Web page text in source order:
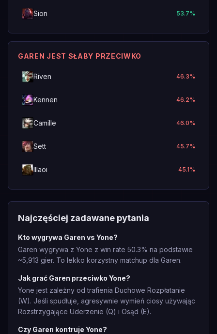
Sion 53.7%
GAREN JEST SŁABY PRZECIWKO
Riven 46.3%
Kennen 46.2%
Camille 46.0%
Sett 45.7%
Illaoi 45.1%
Najczęściej zadawane pytania
Kto wygrywa Garen vs Yone?
Garen wygrywa z Yone z win rate 50.3% na podstawie
~5,913 gier. To lekko korzystny matchup dla Garen.
Jak grać Garen przeciwko Yone?
Yone jest zależny od trafienia Duchowe Rozpłatanie
(W). Jeśli spudłuje, agresywnie wymień ciosy używając
Rozstrzygające Uderzenie (Q) i Osąd (E).
Czy Garen kontruje Yone?